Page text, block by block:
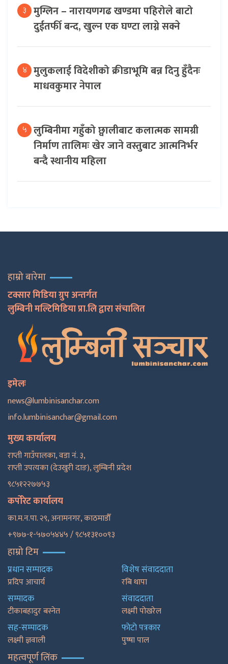
३ मुग्लिन – नारायणगढ खण्डमा पहिरोले बाटो
दुईतर्फी बन्द, खुल्न एक घण्टा लाग्ने सक्ने
४ मुलुकलाई विदेशीको क्रीडाभूमि बन्न दिनु हुँदैनः
माधवकुमार नेपाल
५ लुम्बिनीमा गहुँको छ्वालीबाट कलात्मक सामग्री
निर्माण तालिमः खेर जाने वस्तुबाट आत्मनिर्भर
बन्दै स्थानीय महिला
हाम्रो बारेमा
टक्सार मिडिया ग्रुप अन्तर्गत
लुम्बिनी मल्टिमिडिया प्रा.लि द्वारा संचालित
इमेलः
news@lumbinisanchar.com
info.lumbinisanchar@gmail.com
मुख्य कार्यालय
राप्ती गाउँपालका, वडा नं. ३,
राप्ती उपत्यका (देउखुरी दाङ), लुम्बिनी प्रदेश
९८५१२२७७५३
कर्पोरेट कार्यालय
का.म.न.पा. २९, अनामनगर, काठमाडाैँ
+९७७-१-५७०५४४५ / ९८५१३१००९३
हाम्रो टिम
प्रधान सम्पादक
प्रदिप आचार्य
सम्पादक
टीकाबहादुर बस्नेत
सह-सम्पादक
लक्ष्मी ज्ञवाली
विशेष संवाददाता
रबि थापा
संवाददाता
लक्ष्मी पोखरेल
फाेटाे पत्रकार
पुष्षा पाल
महत्वपूर्ण लिंक